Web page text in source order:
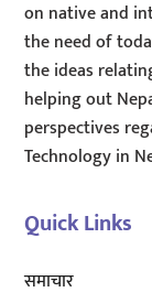
on native and
the need of
the ideas
helping out
perspectives
Technology in
Quick Links
समाचार